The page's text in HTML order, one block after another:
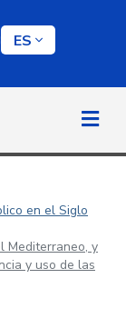
clave
ES
en el Siglo
Mediterraneo, y
y uso de las